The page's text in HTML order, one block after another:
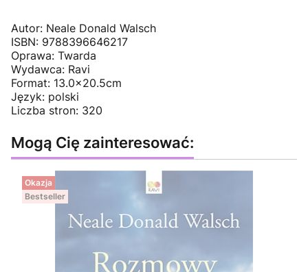
Autor: Neale Donald Walsch
ISBN: 9788396646217
Oprawa: Twarda
Wydawca: Ravi
Format: 13.0x20.5cm
Język: polski
Liczba stron: 320
Mogą Cię zainteresować:
Okazja
Bestseller